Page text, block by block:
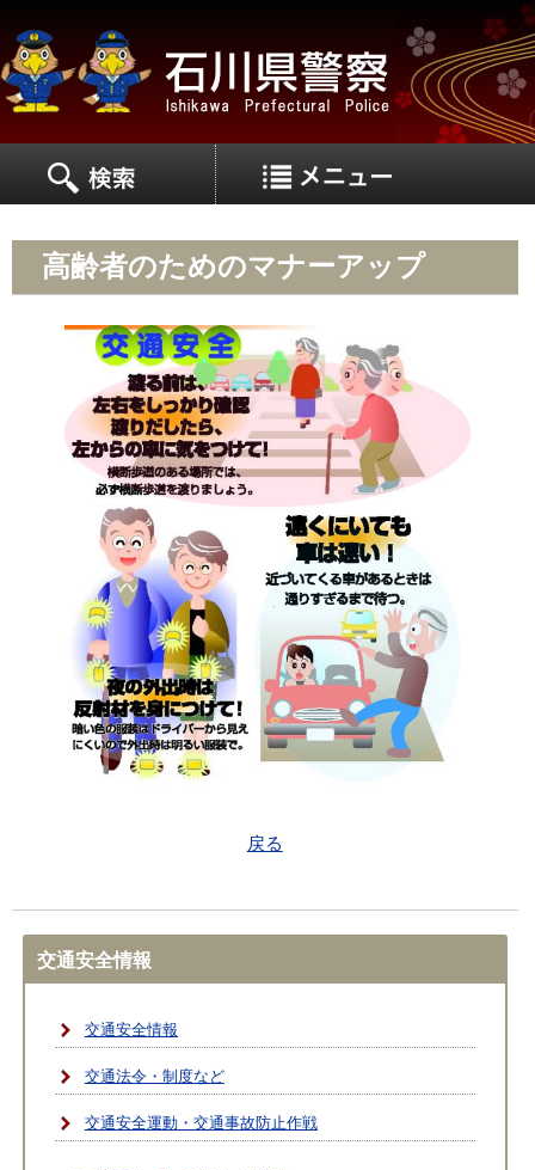
高齢者のためのマナーアップ
戻る
交通安全情報
交通安全情報
交通法令・制度など
交通安全運動・交通事故防止作戦